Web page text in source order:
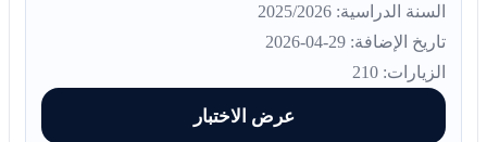
السنة الدراسية: 2025/2026
تاريخ الإضافة: 29-04-2026
الزيارات: 210
عرض الاختبار